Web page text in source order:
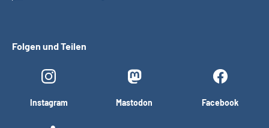
Folgen und Teilen
Instagram Mastodon Facebook